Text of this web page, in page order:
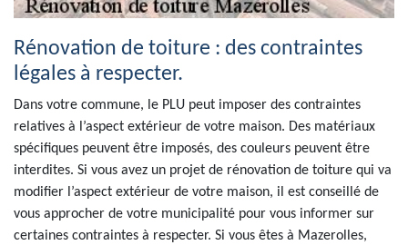
Rénovation de toiture : des contraintes
légales à respecter.
Dans votre commune, le PLU peut imposer des contraintes
relatives à l’aspect extérieur de votre maison. Des matériaux
spécifiques peuvent être imposés, des couleurs peuvent être
interdites. Si vous avez un projet de rénovation de toiture qui va
modifier l’aspect extérieur de votre maison, il est conseillé de
vous approcher de votre municipalité pour vous informer sur
certaines contraintes à respecter. Si vous êtes à Mazerolles,